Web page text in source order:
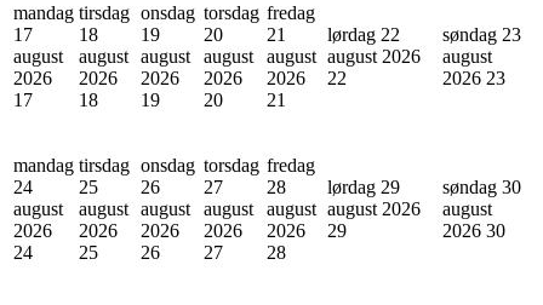
mandag
17
august
2026
17
tirsdag
18
august
2026
18
onsdag
19
august
2026
19
torsdag
20
august
2026
20
fredag
21
august
2026
21
lørdag 22
august 2026
22
søndag 23
august
2026 23
mandag
24
august
2026
24
tirsdag
25
august
2026
25
onsdag
26
august
2026
26
torsdag
27
august
2026
27
fredag
28
august
2026
28
lørdag 29
august 2026
29
søndag 30
august
2026 30